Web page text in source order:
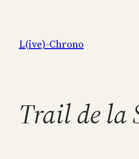
contenu
L(ive)-Chrono
Trail de la